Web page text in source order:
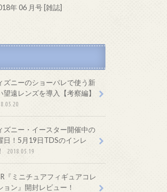
年 06 月号 [雑誌]
ズニーのショーパレで使う新
望遠レンズを導入【考察編】
ズニー・イースター開催中の
日！5月19日TDSのインレ
2018.05.19
『ミニチュアフィギュアコレ
ョン』開封レビュー！